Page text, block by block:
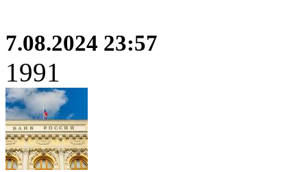
7.08.2024 23:57
1991